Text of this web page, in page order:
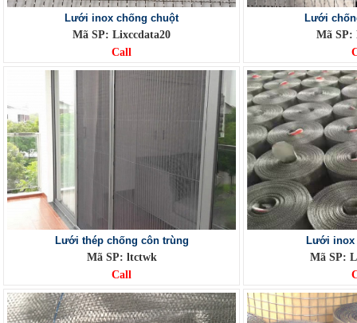
Lưới inox chống chuột
Mã SP: Lixccdata20
Call
Lưới
Mã SP:
Lưới thép chống côn trùng
Mã SP: ltctwk
Call
Lưới inox
Mã SP: